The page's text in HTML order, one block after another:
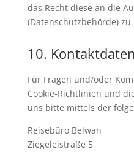
das Recht diese an die
(Datenschutzbehörde)
10. Kontaktdaten
Für Fragen und/oder
Cookie-Richtlinien und
uns bitte mittels der
Reisebüro Belwan
Ziegeleistraße 5